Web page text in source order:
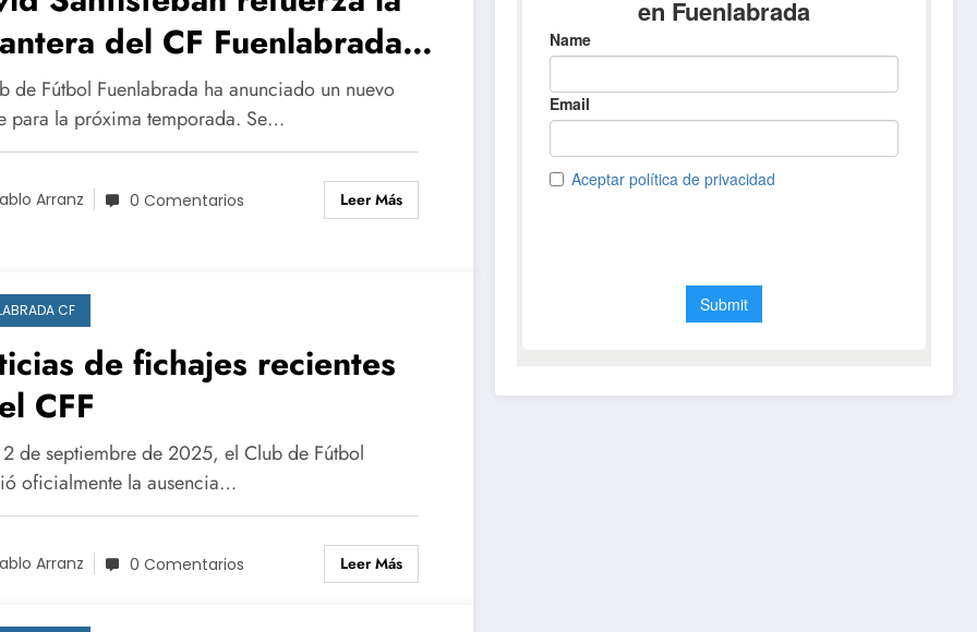
del CF Fuenlabrada
su olfato goleador y
competitiva.
de Fútbol Fuenlabrada ha anunciado un nuevo
para la próxima temporada. Se…
Arranz 0 Comentarios Leer Más
CF
de fichajes recientes
CFF
de septiembre de 2025, el Club de Fútbol
oficialmente la ausencia…
Arranz 0 Comentarios Leer Más